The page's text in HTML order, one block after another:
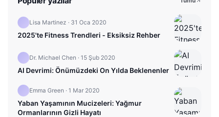
Lisa Martinez · 31 Oca 2020
2025'te Fitness Trendleri - Eksiksiz Rehber
Dr. Michael Chen · 15 Şub 2020
AI Devrimi: Önümüzdeki On Yılda Beklenenler
Emma Green · 1 Mar 2020
Yaban Yaşamının Mucizeleri: Yağmur
Ormanlarının Gizli Hayatı